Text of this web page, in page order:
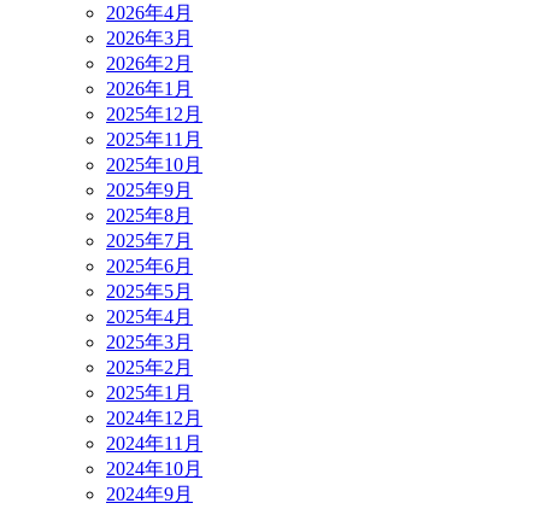
2026年4月
2026年3月
2026年2月
2026年1月
2025年12月
2025年11月
2025年10月
2025年9月
2025年8月
2025年7月
2025年6月
2025年5月
2025年4月
2025年3月
2025年2月
2025年1月
2024年12月
2024年11月
2024年10月
2024年9月